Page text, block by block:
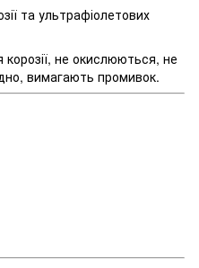
та ультрафіолетових
не окислюються, не
вимагають промивок.